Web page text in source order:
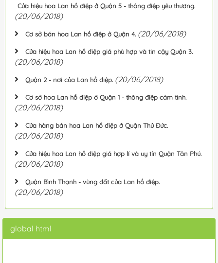
Cửa hiệu hoa Lan hồ điệp ở Quận 5 - thông điệp yêu thương.
(20/06/2018)
Cơ sở bán hoa Lan hồ điệp ở Quận 4. (20/06/2018)
Cửa hiệu hoa Lan hồ điệp giá phù hợp và tin cậy Quận 3.
(20/06/2018)
Quận 2 - nơi của Lan hồ điệp. (20/06/2018)
Cơ sở hoa Lan hồ điệp ở Quận 1 - thông điệp cảm tình.
(20/06/2018)
Cửa hàng bán hoa Lan hồ điệp ở Quận Thủ Đức.
(20/06/2018)
Cửa hiệu hoa Lan hồ điệp giá hợp lí và uy tín Quận Tân Phú.
(20/06/2018)
Quận Bình Thạnh - vùng đất của Lan hồ điệp.
(20/06/2018)
global html